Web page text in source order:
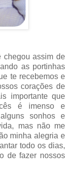
chegou assim de
as portinhas
te recebemos e
corações de
importante que
é imenso e
sonhos e
mas não me
minha alegria e
todo os dias,
de fazer nossos